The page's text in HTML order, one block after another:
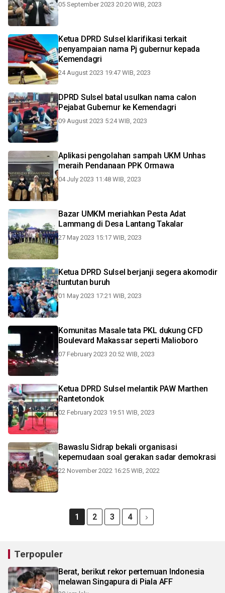
05 September 2023 20:20 WIB, 2023
Ketua DPRD Sulsel klarifikasi terkait
penyampaian nama Pj gubernur kepada
Kemendagri
24 August 2023 19:47 WIB, 2023
DPRD Sulsel batal usulkan nama calon
Pejabat Gubernur ke Kemendagri
09 August 2023 5:24 WIB, 2023
Aplikasi pengolahan sampah UKM Unhas
meraih Pendanaan PPK Ormawa
04 July 2023 11:48 WIB, 2023
Bazar UMKM meriahkan Pesta Adat
Lammang di Desa Lantang Takalar
27 May 2023 15:17 WIB, 2023
Ketua DPRD Sulsel berjanji segera akomodir
tuntutan buruh
01 May 2023 17:21 WIB, 2023
Komunitas Masale tata PKL dukung CFD
Boulevard Makassar seperti Malioboro
07 February 2023 20:52 WIB, 2023
Ketua DPRD Sulsel melantik PAW Marthen
Rantetondok
02 February 2023 19:51 WIB, 2023
Bawaslu Sidrap bekali organisasi
kepemudaan soal gerakan sadar demokrasi
22 November 2022 16:25 WIB, 2022
1 2 3 4
Terpopuler
Berat, berikut rekor pertemuan Indonesia
melawan Singapura di Piala AFF